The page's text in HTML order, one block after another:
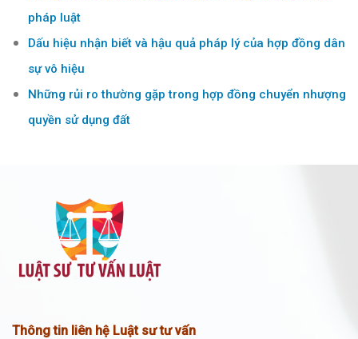
pháp luật
Dấu hiệu nhận biết và hậu quả pháp lý của hợp đồng dân
sự vô hiệu
Những rủi ro thường gặp trong hợp đồng chuyển nhượng
quyền sử dụng đất
Thông tin liên hệ Luật sư tư vấn